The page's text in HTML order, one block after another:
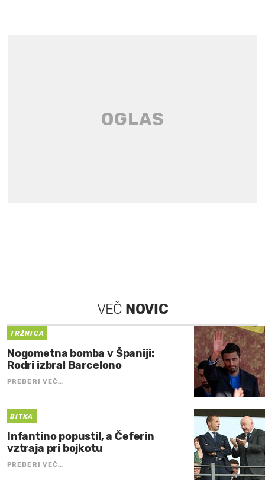
VEČ NOVIC
TRŽNICA
Nogometna bomba v Španiji:
Rodri izbral Barcelono
PREBERI VEČ…
BITKA
Infantino popustil, a Čeferin
vztraja pri bojkotu
PREBERI VEČ…